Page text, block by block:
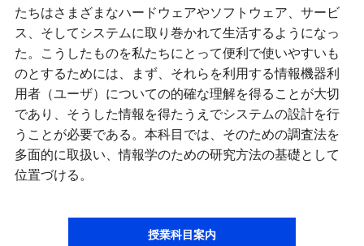
たちはさまざまなハードウェアやソフトウェア、サービ
ス、そしてシステムに取り巻かれて生活するようになっ
た。こうしたものを私たちにとって便利で使いやすいも
のとするためには、まず、それらを利用する情報機器利
用者（ユーザ）についての的確な理解を得ることが大切
であり、そうした情報を得たうえでシステムの設計を行
うことが必要である。本科目では、そのための調査法を
多面的に取扱い、情報学のための研究方法の基礎として
位置づける。
授業科目案内